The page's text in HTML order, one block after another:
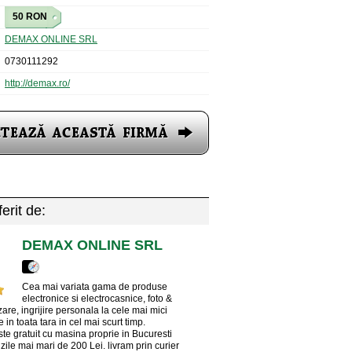
50 RON
DEMAX ONLINE SRL
0730111292
http://demax.ro/
de:
DEMAX ONLINE SRL
Cea mai variata gama de produse
electronice si electrocasnice, foto &
ingrijire personala la cele mai mici
in toata tara in cel mai scurt timp.
gratuit cu masina proprie in Bucuresti
mai mari de 200 Lei. livram prin curier